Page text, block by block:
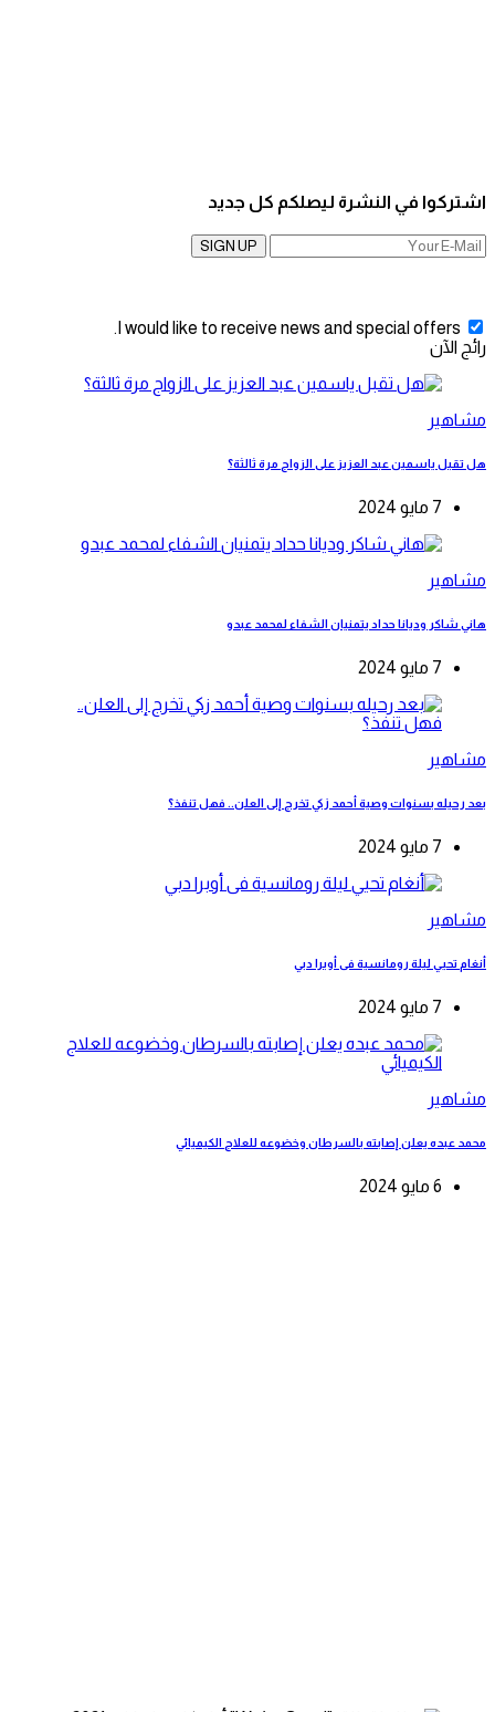
اشتركوا في النشرة ليصلكم كل جديد
SIGN UP
I would like to receive news and special offers.
رائج الآن
مشاهير
هل تقبل ياسمين عبد العزيز على الزواج مرة ثالثة؟
7 مايو 2024
مشاهير
هاني شاكر وديانا حداد يتمنيان الشفاء لمحمد عبدو
7 مايو 2024
مشاهير
بعد رحيله بسنوات وصية أحمد زكي تخرج إلى العلن.. فهل تنفذ؟
7 مايو 2024
مشاهير
أنغام تحيي ليلة رومانسية فى أوبرا دبي
7 مايو 2024
مشاهير
محمد عبده يعلن إصابته بالسرطان وخضوعه للعلاج الكيميائي
6 مايو 2024